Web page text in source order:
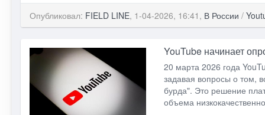
Опубликовал: FIELD LINE, 1-04-2026, 16:41, В России /
YouTube начинает
20 марта 2026 года
задавая вопросы о том,
бурда". Это решение
объема